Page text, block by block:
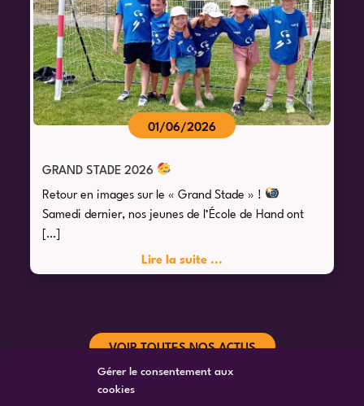
Gérer le consentement aux
cookies
01/06/2026
GRAND STADE 2026
Retour en images sur le « Grand Stade » !
Samedi dernier, nos jeunes de l’École de Hand ont
[…]
Lire la suite ...
VOIR TOUTES NOS ACTUS